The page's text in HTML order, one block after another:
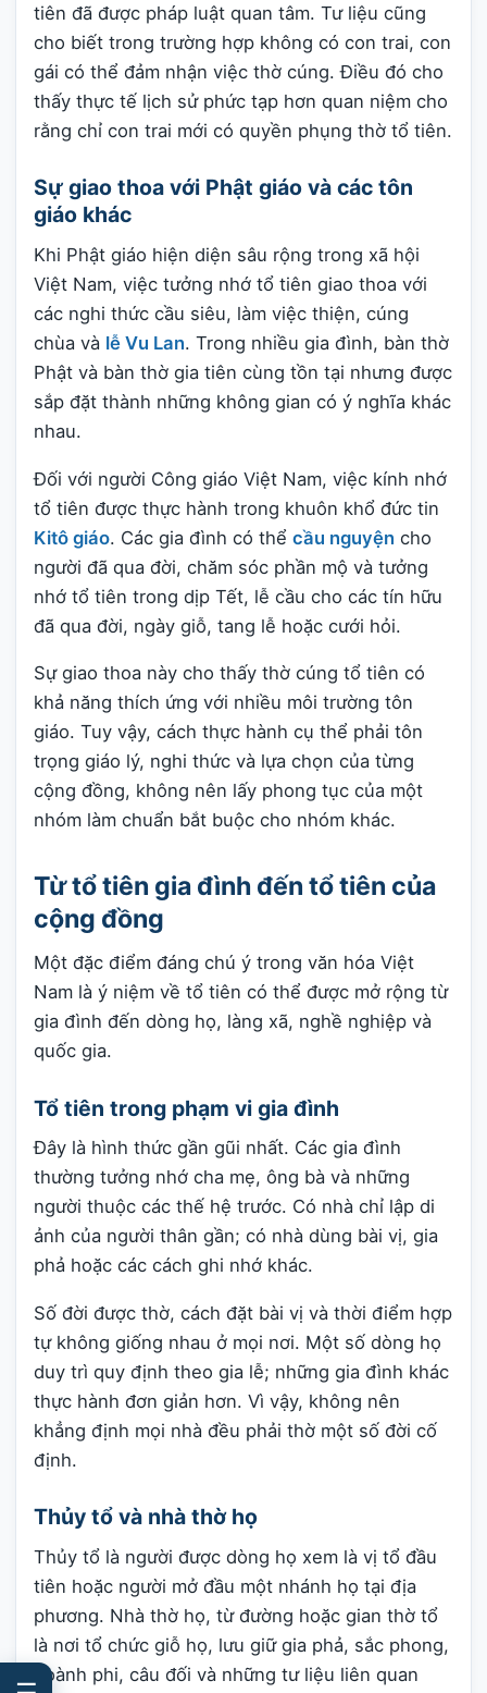
tiên đã được pháp luật quan tâm. Tư liệu cũng
cho biết trong trường hợp không có con trai, con
gái có thể đảm nhận việc thờ cúng. Điều đó cho
thấy thực tế lịch sử phức tạp hơn quan niệm cho
rằng chỉ con trai mới có quyền phụng thờ tổ tiên.
Sự giao thoa với Phật giáo và các tôn
giáo khác
Khi Phật giáo hiện diện sâu rộng trong xã hội
Việt Nam, việc tưởng nhớ tổ tiên giao thoa với
các nghi thức cầu siêu, làm việc thiện, cúng
chùa và lễ Vu Lan. Trong nhiều gia đình, bàn thờ
Phật và bàn thờ gia tiên cùng tồn tại nhưng được
sắp đặt thành những không gian có ý nghĩa khác
nhau.
Đối với người Công giáo Việt Nam, việc kính nhớ
tổ tiên được thực hành trong khuôn khổ đức tin
Kitô giáo. Các gia đình có thể cầu nguyện cho
người đã qua đời, chăm sóc phần mộ và tưởng
nhớ tổ tiên trong dịp Tết, lễ cầu cho các tín hữu
đã qua đời, ngày giỗ, tang lễ hoặc cưới hỏi.
Sự giao thoa này cho thấy thờ cúng tổ tiên có
khả năng thích ứng với nhiều môi trường tôn
giáo. Tuy vậy, cách thực hành cụ thể phải tôn
trọng giáo lý, nghi thức và lựa chọn của từng
cộng đồng, không nên lấy phong tục của một
nhóm làm chuẩn bắt buộc cho nhóm khác.
Từ tổ tiên gia đình đến tổ tiên của
cộng đồng
Một đặc điểm đáng chú ý trong văn hóa Việt
Nam là ý niệm về tổ tiên có thể được mở rộng từ
gia đình đến dòng họ, làng xã, nghề nghiệp và
quốc gia.
Tổ tiên trong phạm vi gia đình
Đây là hình thức gần gũi nhất. Các gia đình
thường tưởng nhớ cha mẹ, ông bà và những
người thuộc các thế hệ trước. Có nhà chỉ lập di
ảnh của người thân gần; có nhà dùng bài vị, gia
phả hoặc các cách ghi nhớ khác.
Số đời được thờ, cách đặt bài vị và thời điểm hợp
tự không giống nhau ở mọi nơi. Một số dòng họ
duy trì quy định theo gia lễ; những gia đình khác
thực hành đơn giản hơn. Vì vậy, không nên
khẳng định mọi nhà đều phải thờ một số đời cố
định.
Thủy tổ và nhà thờ họ
Thủy tổ là người được dòng họ xem là vị tổ đầu
tiên hoặc người mở đầu một nhánh họ tại địa
phương. Nhà thờ họ, từ đường hoặc gian thờ tổ
là nơi tổ chức giỗ họ, lưu giữ gia phả, sắc phong,
hoành phi, câu đối và những tư liệu liên quan